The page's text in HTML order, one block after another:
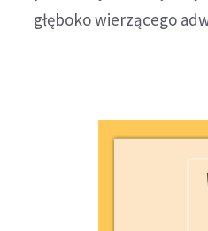
głęboko wierzącego